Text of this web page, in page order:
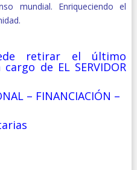
mundial. Enriqueciendo el
retirar el último
cargo de EL SERVIDOR
– FINANCIACIÓN –